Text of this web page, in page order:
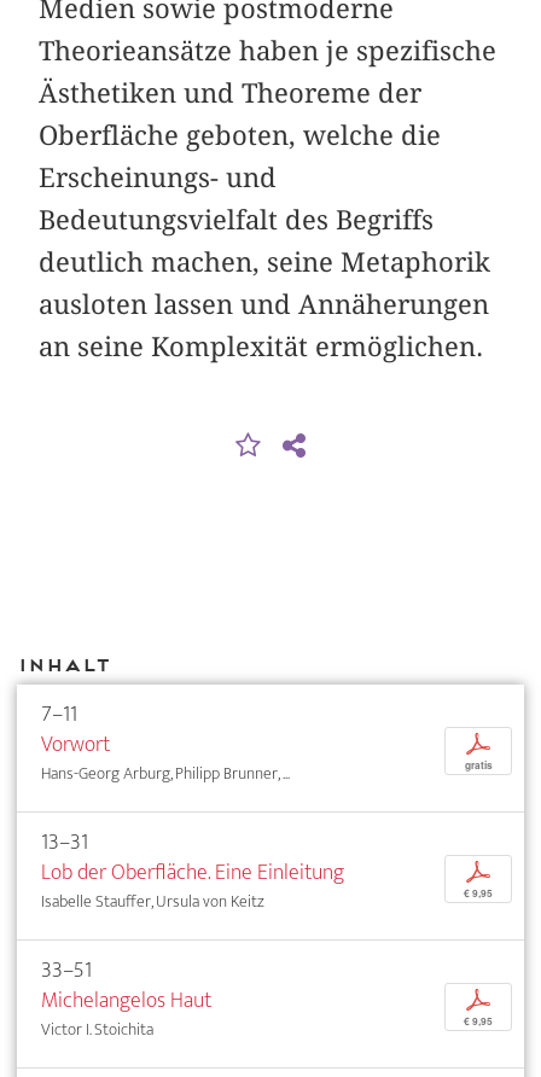
Medien sowie postmoderne
Theorieansätze haben je spezifische
Ästhetiken und Theoreme der
Oberfläche geboten, welche die
Erscheinungs- und
Bedeutungsvielfalt des Begriffs
deutlich machen, seine Metaphorik
ausloten lassen und Annäherungen
an seine Komplexität ermöglichen.
Inhalt
7–11
Vorwort
Hans-Georg Arburg, Philipp Brunner, ...
p
gratis
13–31
Lob der Oberfläche. Eine Einleitung
Isabelle Stauffer, Ursula von Keitz
p
€ 9,95
33–51
Michelangelos Haut
Victor I. Stoichita
p
€ 9,95